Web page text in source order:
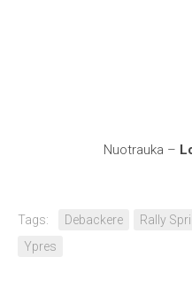
Nuotrauka –
Tags: Debackere Rally
Ypres